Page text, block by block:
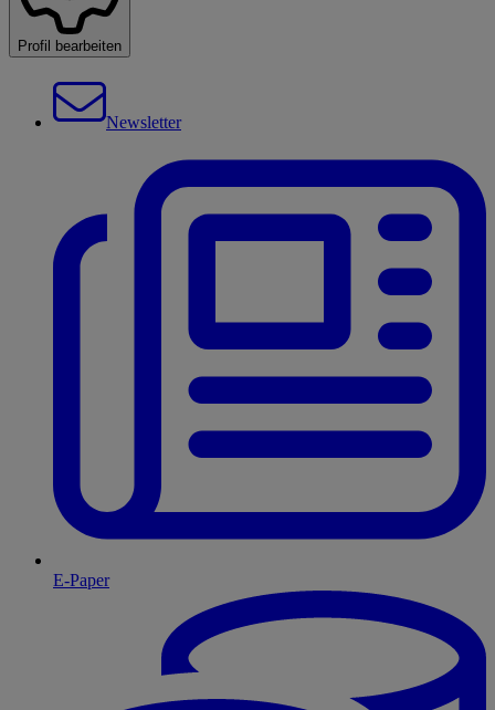
Profil bearbeiten
Newsletter
E-Paper